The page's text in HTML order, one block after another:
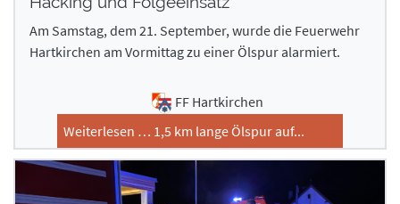
Am Samstag, dem 21. September, wurde die Feuerwehr
Hartkirchen am Vormittag zu einer Ölspur alarmiert.
FF Hartkirchen
Weiterlesen … 1,5 km lange Ölspur auf...